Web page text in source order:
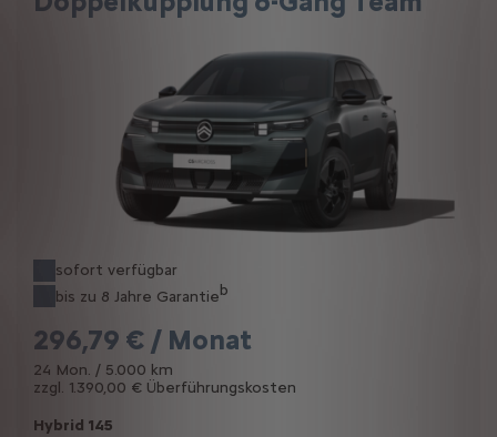
sofort verfügbar
bis zu 8 Jahre Garantieb
296,79 € / Monat
24 Mon. / 5.000 km
zzgl. 1.390,00 € Überführungskosten
Hybrid 145